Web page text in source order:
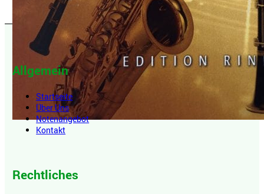
Allgemein
Startseite
Über Uns
Notenangebot
Kontakt
Rechtliches